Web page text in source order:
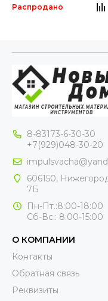
Распродано
8-83173-6-30-30
+7(929)048-30-20
606150,
7Б
Пн-Пт.:8:00-18:00
Сб-Вс.: 8:00-15:00
О КОМПАНИИ
Контакты
Обратная связь
Реквизиты